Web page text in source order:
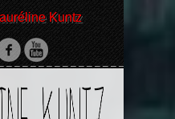
Kuntz